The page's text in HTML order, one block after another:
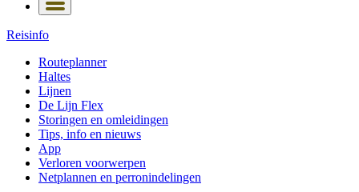
Reisinfo
Routeplanner
Haltes
Lijnen
De Lijn Flex
Storingen en omleidingen
Tips, info en nieuws
App
Verloren voorwerpen
Netplannen en perronindelingen